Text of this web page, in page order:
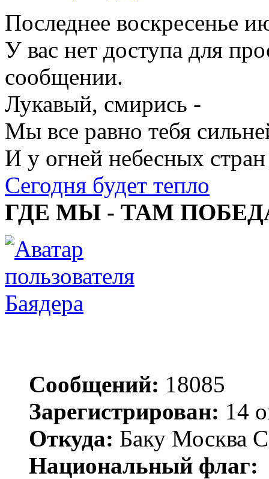
Последнее воскресенье
У вас нет доступа для
сообщении.
Лукавый, смирись -
Мы все равно тебя
И у огней небесных стран
Сегодня будет тепло
ГДЕ МЫ - ТАМ
Баядера
Сообщений: 18085
Зарегистрирован: 14
Откуда: Баку Москва
Национальный флаг: